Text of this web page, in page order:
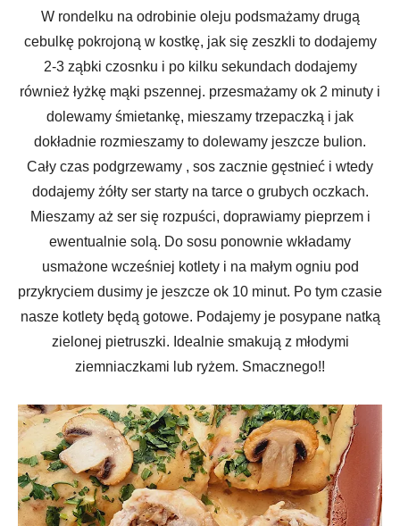
W rondelku na odrobinie oleju podsmażamy drugą
cebulkę pokrojoną w kostkę, jak się zeszkli to dodajemy
2-3 ząbki czosnku i po kilku sekundach dodajemy
również łyżkę mąki pszennej. przesmażamy ok 2 minuty i
dolewamy śmietankę, mieszamy trzepaczką i jak
dokładnie rozmieszamy to dolewamy jeszcze bulion.
Cały czas podgrzewamy , sos zacznie gęstnieć i wtedy
dodajemy żółty ser starty na tarce o grubych oczkach.
Mieszamy aż ser się rozpuści, doprawiamy pieprzem i
ewentualnie solą. Do sosu ponownie wkładamy
usmażone wcześniej kotlety i na małym ogniu pod
przykryciem dusimy je jeszcze ok 10 minut. Po tym czasie
nasze kotlety będą gotowe. Podajemy je posypane natką
zielonej pietruszki. Idealnie smakują z młodymi
ziemniaczkami lub ryżem. Smacznego!!